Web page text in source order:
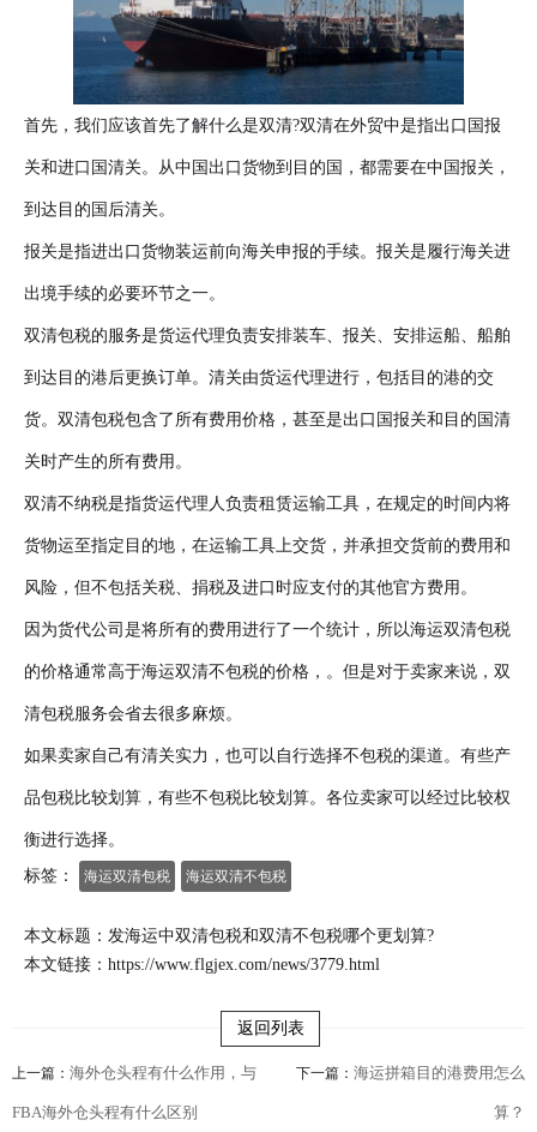
首先，我们应该首先了解什么是双清?双清在外贸中是指出口国报
关和进口国清关。从中国出口货物到目的国，都需要在中国报关，
到达目的国后清关。
报关是指进出口货物装运前向海关申报的手续。报关是履行海关进
出境手续的必要环节之一。
双清包税的服务是货运代理负责安排装车、报关、安排运船、船舶
到达目的港后更换订单。清关由货运代理进行，包括目的港的交
货。双清包税包含了所有费用价格，甚至是出口国报关和目的国清
关时产生的所有费用。
双清不纳税是指货运代理人负责租赁运输工具，在规定的时间内将
货物运至指定目的地，在运输工具上交货，并承担交货前的费用和
风险，但不包括关税、捐税及进口时应支付的其他官方费用。
因为货代公司是将所有的费用进行了一个统计，所以海运双清包税
的价格通常高于海运双清不包税的价格，。但是对于卖家来说，双
清包税服务会省去很多麻烦。
如果卖家自己有清关实力，也可以自行选择不包税的渠道。有些产
品包税比较划算，有些不包税比较划算。各位卖家可以经过比较权
衡进行选择。
标签：
海运双清包税 海运双清不包税
本文标题：发海运中双清包税和双清不包税哪个更划算?
本文链接： https://www.flgjex.com/news/3779.html
返回列表
上一篇： 海外仓头程有什么作用，与
FBA海外仓头程有什么区别
下一篇： 海运拼箱目的港费用怎么
算？